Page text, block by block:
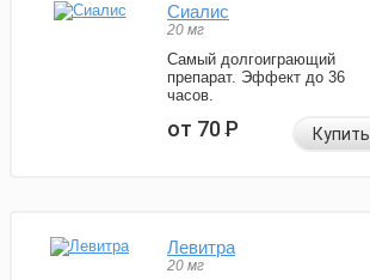
Сиалис
20 мг
Самый долгоиграющий
препарат. Эффект до 36
часов.
от 70Р Купить
Левитра
20 мг